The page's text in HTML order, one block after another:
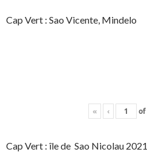
Cap Vert : Sao Vicente, Mindelo
« ‹ of
Cap Vert : île de Sao Nicolau 2021